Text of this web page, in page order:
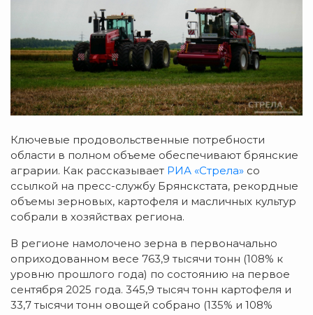
Ключевые продовольственные потребности
области в полном объеме обеспечивают брянские
аграрии. Как рассказывает РИА «Стрела» со
ссылкой на пресс-службу Брянскстата, рекордные
объемы зерновых, картофеля и масличных культур
собрали в хозяйствах региона.
В регионе намолочено зерна в первоначально
оприходованном весе 763,9 тысячи тонн (108% к
уровню прошлого года) по состоянию на первое
сентября 2025 года. 345,9 тысяч тонн картофеля и
33,7 тысячи тонн овощей собрано (135% и 108%